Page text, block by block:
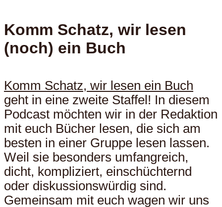
Komm Schatz, wir lesen
(noch) ein Buch
Komm Schatz, wir lesen ein Buch
geht in eine zweite Staffel! In diesem
Podcast möchten wir in der Redaktion
mit euch Bücher lesen, die sich am
besten in einer Gruppe lesen lassen.
Weil sie besonders umfangreich,
dicht, kompliziert, einschüchternd
oder diskussionswürdig sind.
Gemeinsam mit euch wagen wir uns